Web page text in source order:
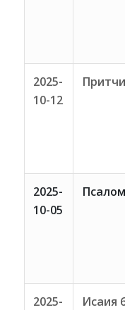
2025-
10-12
2025-
10-05
2025-
Исаия